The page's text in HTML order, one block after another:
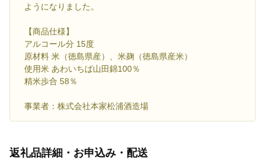
ようになりました。
【商品仕様】
アルコール分 15度
原材料 米（徳島県産）、米麹（徳島県産米）
使用米 あわいちば山田錦100％
精米歩合 58％
事業者：株式会社本家松浦酒造場
返礼品詳細・お申込み・配送